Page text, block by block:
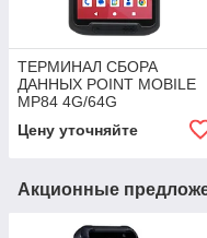
ТЕРМИНАЛ СБОРА
ДАННЫХ POINT MOBILE
MP84 4G/64G
Цену уточняйте
Акционные